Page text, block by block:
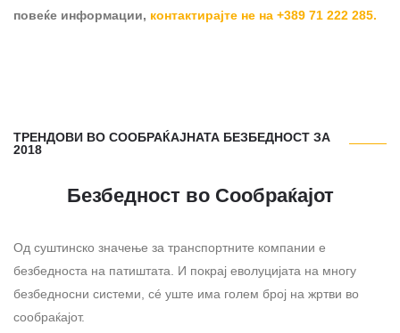
повеќе информации, контактирајте не на +389 71 222 285.
ТРЕНДОВИ ВО СООБРАЌАЈНАТА БЕЗБЕДНОСТ ЗА
2018
Безбедност во Сообраќајот
Од суштинско значење за транспортните компании е
безбедноста на патиштата. И покрај еволуцијата на многу
безбедносни системи, сé уште има голем број на жртви во
сообраќајот.